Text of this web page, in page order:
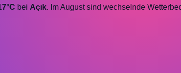
bei Açık. Im August sind wechselnde